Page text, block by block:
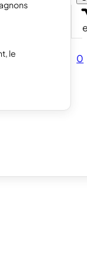
le
0
la création de